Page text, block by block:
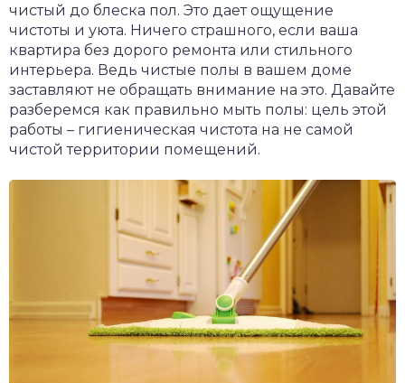
чистый до блеска пол. Это дает ощущение
чистоты и уюта. Ничего страшного, если ваша
квартира без дорого ремонта или стильного
интерьера. Ведь чистые полы в вашем доме
заставляют не обращать внимание на это. Давайте
разберемся как правильно мыть полы: цель этой
работы – гигиеническая чистота на не самой
чистой территории помещений.